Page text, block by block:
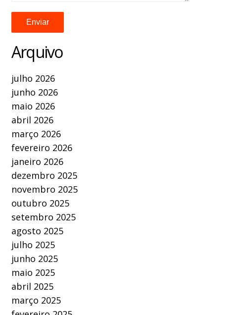
Arquivo
julho 2026
junho 2026
maio 2026
abril 2026
março 2026
fevereiro 2026
janeiro 2026
dezembro 2025
novembro 2025
outubro 2025
setembro 2025
agosto 2025
julho 2025
junho 2025
maio 2025
abril 2025
março 2025